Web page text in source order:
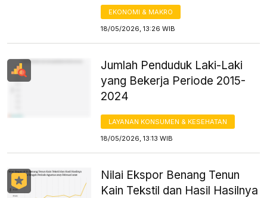
EKONOMI & MAKRO
18/05/2026, 13:26 WIB
Jumlah Penduduk Laki-Laki
yang Bekerja Periode 2015-
2024
LAYANAN KONSUMEN & KESEHATAN
18/05/2026, 13:13 WIB
Nilai Ekspor Benang Tenun
Kain Tekstil dan Hasil Hasilnya